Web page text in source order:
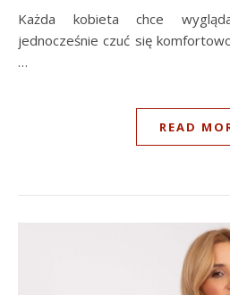
Każda kobieta chce
jednocześnie czuć się
…
READ